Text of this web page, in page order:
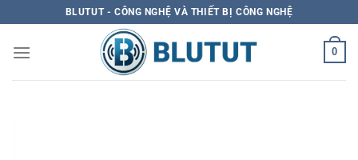
to
content
BLUTUT - CÔNG NGHỆ VÀ THIẾT BỊ CÔNG NGHỆ
0